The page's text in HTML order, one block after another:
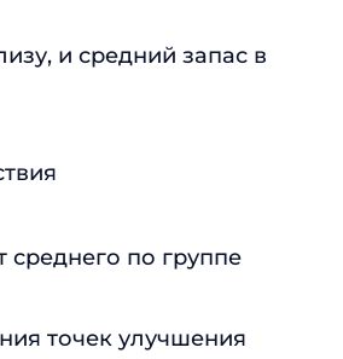
и средний запас в
по группе
точек улучшения